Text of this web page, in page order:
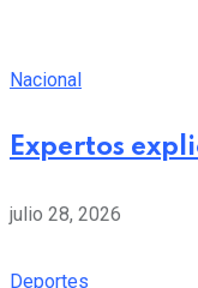
Nacional
Expertos
julio 28, 2026
Deportes